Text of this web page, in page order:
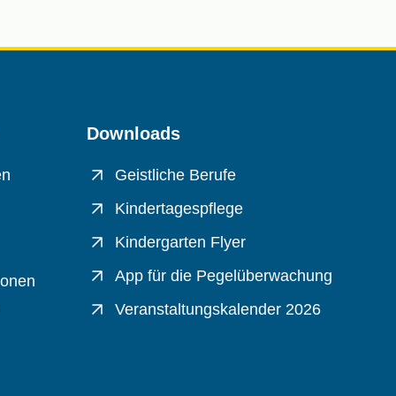
Downloads
Geistliche Berufe
Kindertagespflege
Kindergarten Flyer
App für die Pegelüberwachung
Veranstaltungskalender 2026